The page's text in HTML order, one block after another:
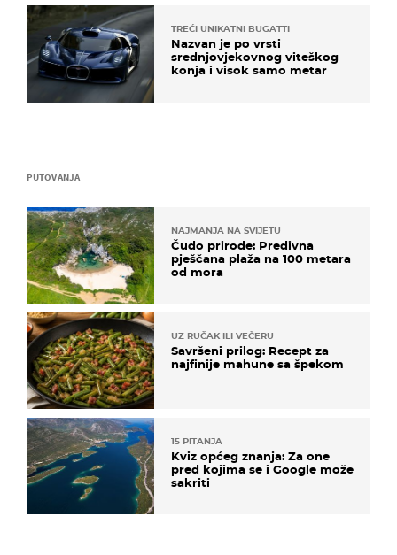
PUTOVANJA
NAJMANJA NA SVIJETU
Čudo prirode: Predivna
pješčana plaža na 100 metara
od mora
UZ RUČAK ILI VEČERU
Savršeni prilog: Recept za
najfinije mahune sa špekom
15 PITANJA
Kviz općeg znanja: Za one
pred kojima se i Google može
sakriti
TREĆI UNIKATNI BUGATTI
Nazvan je po vrsti
srednjovjekovnog viteškog
konja i visok samo metar